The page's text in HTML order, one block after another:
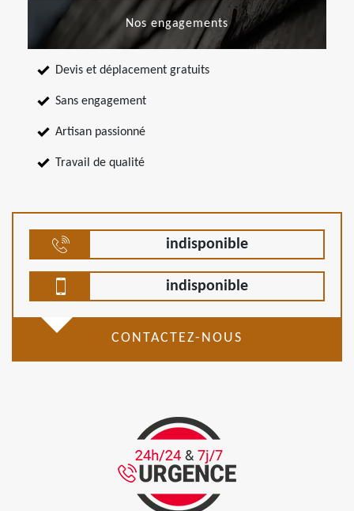
Nos engagements
Devis et déplacement gratuits
Sans engagement
Artisan passionné
Travail de qualité
indisponible
indisponible
CONTACTEZ-NOUS